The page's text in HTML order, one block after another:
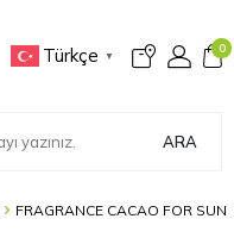
Türkçe ▼
0
ARA
FRAGRANCE CACAO FOR SUN